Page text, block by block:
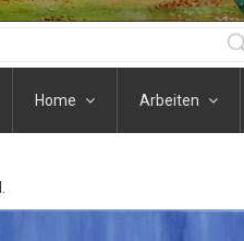
Home Arbeiten